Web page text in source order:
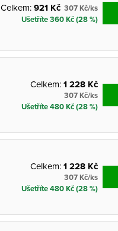
Celkem:921 Kč 307 Kč/ks
Ušetříte 360 Kč (28 %)
Celkem:1 228 Kč
307 Kč/ks
Ušetříte 480 Kč (28 %)
Celkem:1 228 Kč
307 Kč/ks
Ušetříte 480 Kč (28 %)